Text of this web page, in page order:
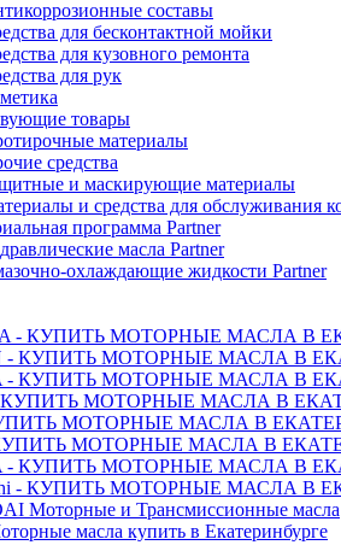
составы
для бесконтактной мойки
для кузовного ремонта
для рук
товары
материалы
средства
и маскирующие материалы
и средства для обслуживания
программа Partner
масла Partner
охлаждающие жидкости Partner
- КУПИТЬ МОТОРНЫЕ МАСЛА В
- КУПИТЬ МОТОРНЫЕ МАСЛА В
- КУПИТЬ МОТОРНЫЕ МАСЛА В
КУПИТЬ МОТОРНЫЕ МАСЛА В
МОТОРНЫЕ МАСЛА В
МОТОРНЫЕ МАСЛА В
- КУПИТЬ МОТОРНЫЕ МАСЛА В
- КУПИТЬ МОТОРНЫЕ МАСЛА В
Моторные и Трансмиссионные масла
масла купить в Екатеринбурге